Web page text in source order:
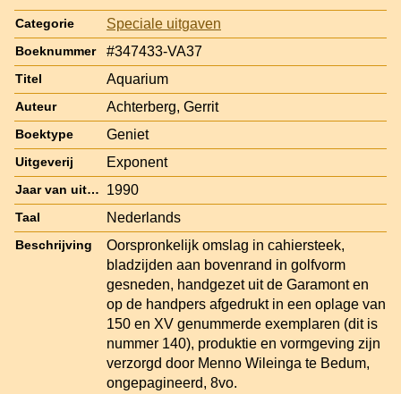
Categorie Speciale uitgaven
Boeknummer #347433-VA37
Titel Aquarium
Auteur Achterberg, Gerrit
Boektype Geniet
Uitgeverij Exponent
Jaar van uitgave 1990
Taal Nederlands
Beschrijving
Oorspronkelijk omslag in cahiersteek,
bladzijden aan bovenrand in golfvorm
gesneden, handgezet uit de Garamont en
op de handpers afgedrukt in een oplage van
150 en XV genummerde exemplaren (dit is
nummer 140), produktie en vormgeving zijn
verzorgd door Menno Wileinga te Bedum,
ongepagineerd, 8vo.